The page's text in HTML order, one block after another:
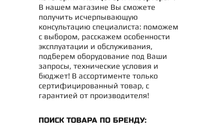
В нашем магазине Вы сможете
получить исчерпывающую
консультацию специалиста: поможем
с выбором, расскажем особенности
эксплуатации и обслуживания,
подберем оборудование под Ваши
запросы, технические условия и
бюджет! В ассортименте только
сертифицированный товар, с
гарантией от производителя!
ПОИСК ТОВАРА ПО БРЕНДУ: